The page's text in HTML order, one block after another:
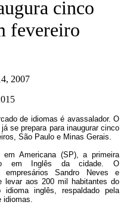
cinco
fevereiro
2007
de idiomas é avassalador. O
se prepara para inaugurar cinco
São Paulo e Minas Gerais.
Americana (SP), a primeira
em Inglês da cidade. O
empresários Sandro Neves e
levar aos 200 mil habitantes do
inglês, respaldado pela
idiomas.